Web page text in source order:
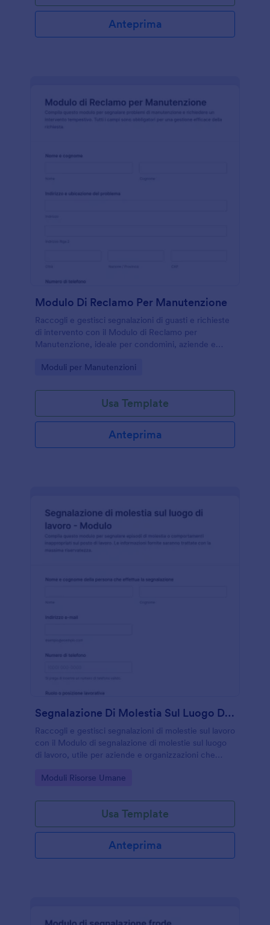
Anteprima
Modulo Di Reclamo Per Manutenzione
Raccogli e gestisci segnalazioni di guasti e richieste
di intervento con il Modulo di Reclamo per
Manutenzione, ideale per condomìni, aziende e
collection con Jotform.
Go to Category:
Moduli per Manutenzioni
Usa Template
Anteprima
Segnalazione Di Molestia Sul Luogo Di Lavoro Modulo
Raccogli e gestisci segnalazioni di molestie sul lavoro
con il Modulo di segnalazione di molestie sul luogo
di lavoro, utile per aziende e organizzazioni che
Jotform.
Go to Category:
Moduli Risorse Umane
Usa Template
Anteprima